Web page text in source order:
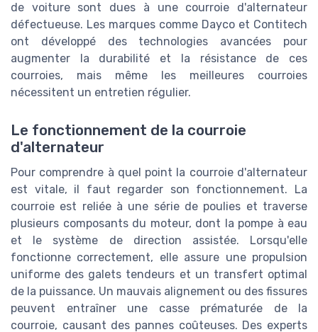
de voiture sont dues à une courroie d'alternateur
défectueuse. Les marques comme Dayco et Contitech
ont développé des technologies avancées pour
augmenter la durabilité et la résistance de ces
courroies, mais même les meilleures courroies
nécessitent un entretien régulier.
Le fonctionnement de la courroie
d'alternateur
Pour comprendre à quel point la courroie d'alternateur
est vitale, il faut regarder son fonctionnement. La
courroie est reliée à une série de poulies et traverse
plusieurs composants du moteur, dont la pompe à eau
et le système de direction assistée. Lorsqu'elle
fonctionne correctement, elle assure une propulsion
uniforme des galets tendeurs et un transfert optimal
de la puissance. Un mauvais alignement ou des fissures
peuvent entraîner une casse prématurée de la
courroie, causant des pannes coûteuses. Des experts